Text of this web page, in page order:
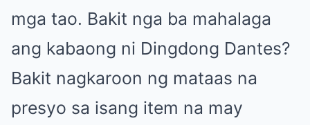
mga tao. Bakit nga ba mahalaga
ang kabaong ni Dingdong Dantes?
Bakit nagkaroon ng mataas na
presyo sa isang item na may